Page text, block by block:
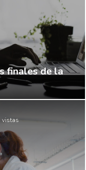
finales de la
vistas